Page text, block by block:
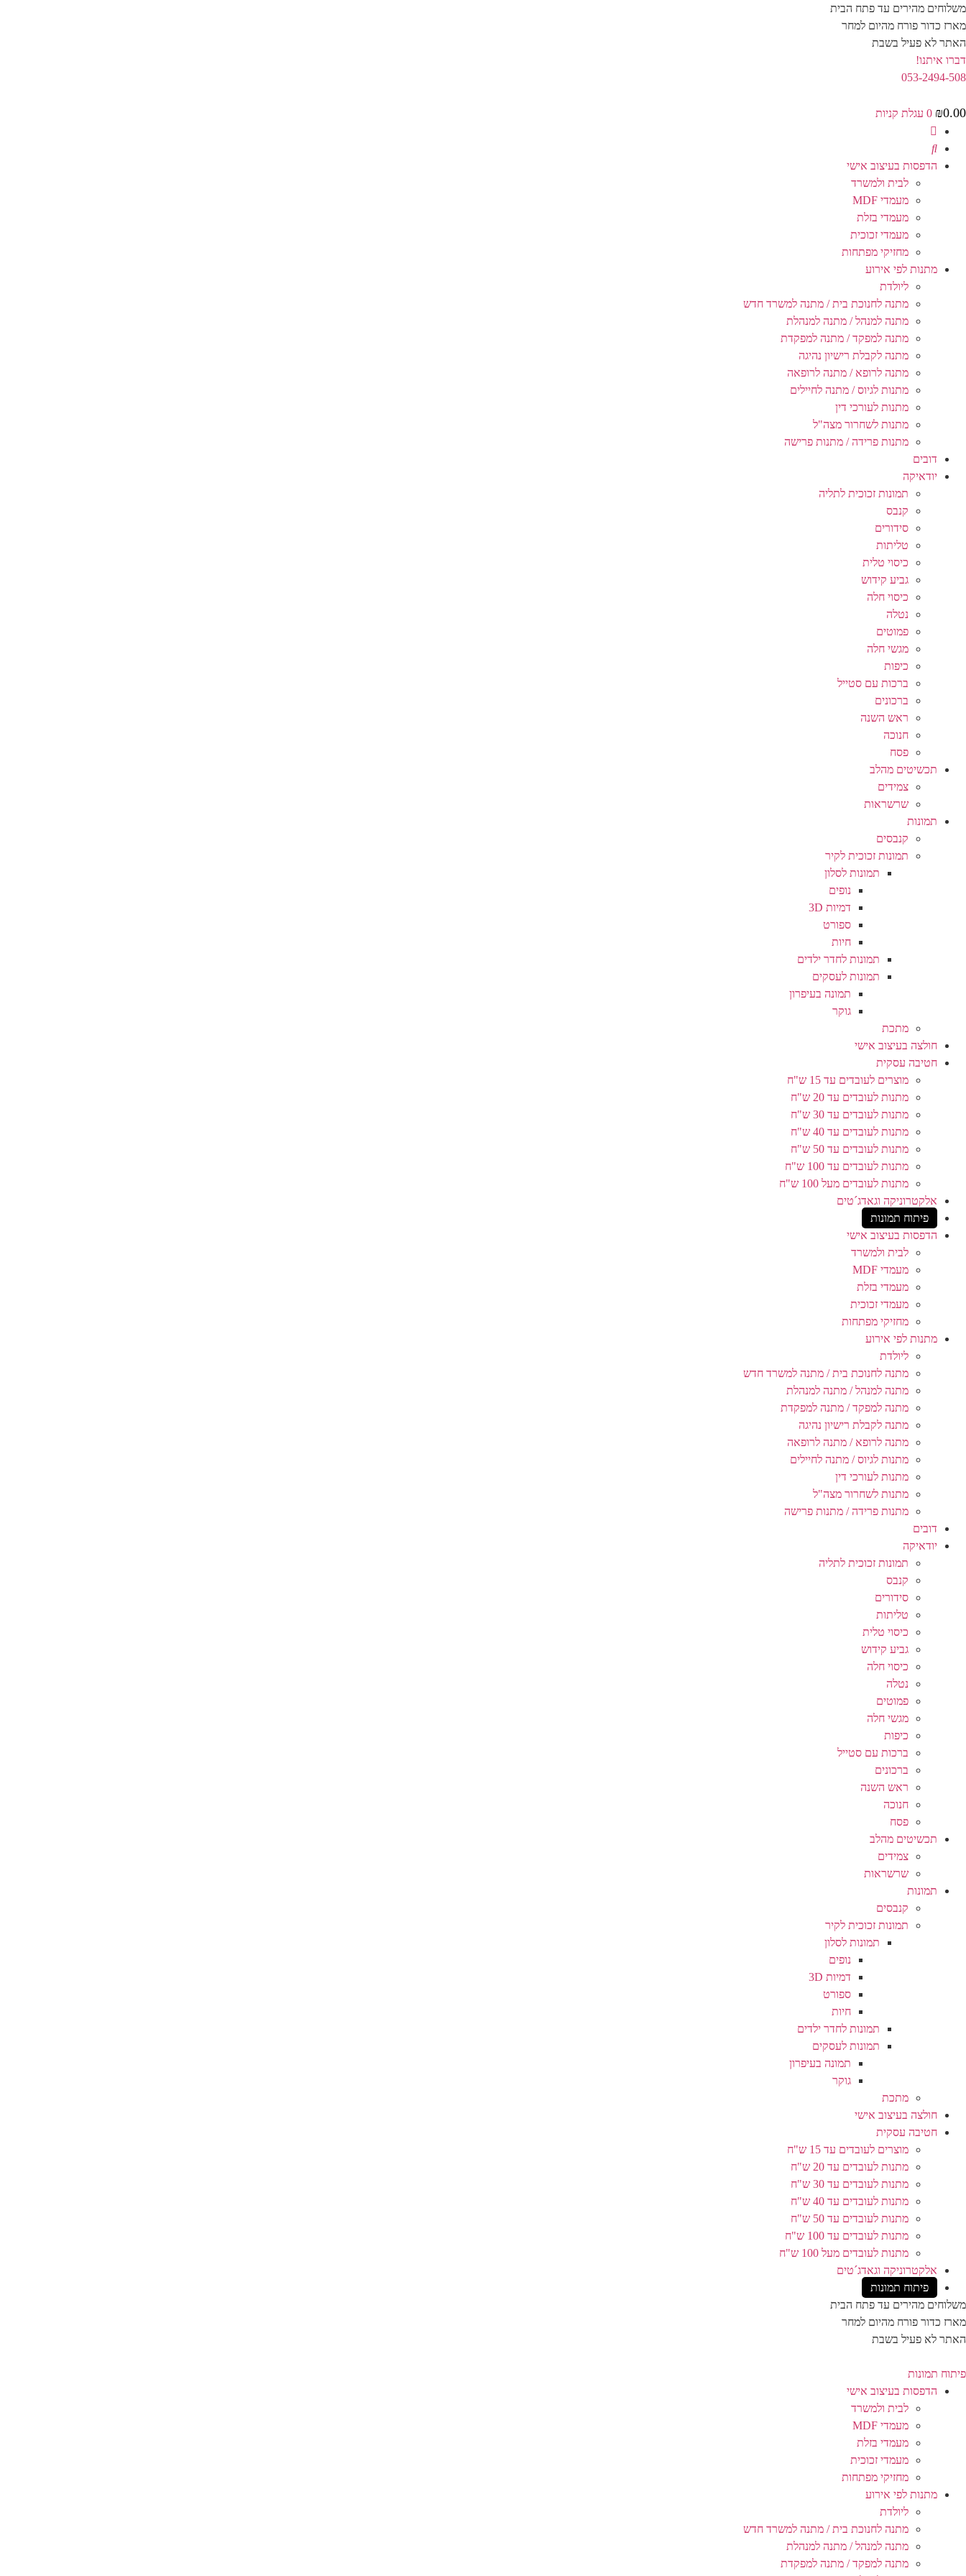
דלג
לתוכן
משלוחים מהירים עד פתח הבית
מארז כדור פורח מהיום למחר
האתר לא פעיל בשבת
דברו איתנו!
053-2494-508
₪0.00
0 עגלת קניות
הדפסות בעיצוב אישי
לבית ולמשרד
מעמדי MDF
מעמדי בזלת
מעמדי זכוכית
מחזיקי מפתחות
מתנות לפי אירוע
ליולדת
מתנה לחנוכת בית / מתנה למשרד חדש
מתנה למנהל / מתנה למנהלת
מתנה למפקד / מתנה למפקדת
מתנה לקבלת רישיון נהיגה
מתנה לרופא / מתנה לרופאה
מתנות לגיוס / מתנה לחיילים
מתנות לעורכי דין
מתנות לשחרור מצה"ל
מתנות פרידה / מתנות פרישה
דובים
יודאיקה
תמונות זכוכית לתליה
קנבס
סידורים
טליתות
כיסוי טלית
גביע קידוש
כיסוי חלה
נטלה
פמוטים
מגשי חלה
כיפות
ברכות עם סטייל
ברכונים
ראש השנה
חנוכה
פסח
תכשיטים מהלב
צמידים
שרשראות
תמונות
קנבסים
תמונות זכוכית לקיר
תמונות לסלון
נופים
דמיות 3D
ספורט
חיות
תמונות לחדר ילדים
תמונות לעסקים
תמונה בעיפרון
גוקר
מתכת
חולצה בעיצוב אישי
חטיבה עסקית
מוצרים לעובדים עד 15 ש"ח
מתנות לעובדים עד 20 ש"ח
מתנות לעובדים עד 30 ש"ח
מתנות לעובדים עד 40 ש"ח
מתנות לעובדים עד 50 ש"ח
מתנות לעובדים עד 100 ש"ח
מתנות לעובדים מעל 100 ש"ח
אלקטרוניקה וגאדג´טים
פיתוח תמונות
הדפסות בעיצוב אישי
לבית ולמשרד
מעמדי MDF
מעמדי בזלת
מעמדי זכוכית
מחזיקי מפתחות
מתנות לפי אירוע
ליולדת
מתנה לחנוכת בית / מתנה למשרד חדש
מתנה למנהל / מתנה למנהלת
מתנה למפקד / מתנה למפקדת
מתנה לקבלת רישיון נהיגה
מתנה לרופא / מתנה לרופאה
מתנות לגיוס / מתנה לחיילים
מתנות לעורכי דין
מתנות לשחרור מצה"ל
מתנות פרידה / מתנות פרישה
דובים
יודאיקה
תמונות זכוכית לתליה
קנבס
סידורים
טליתות
כיסוי טלית
גביע קידוש
כיסוי חלה
נטלה
פמוטים
מגשי חלה
כיפות
ברכות עם סטייל
ברכונים
ראש השנה
חנוכה
פסח
תכשיטים מהלב
צמידים
שרשראות
תמונות
קנבסים
תמונות זכוכית לקיר
תמונות לסלון
נופים
דמיות 3D
ספורט
חיות
תמונות לחדר ילדים
תמונות לעסקים
תמונה בעיפרון
גוקר
מתכת
חולצה בעיצוב אישי
חטיבה עסקית
מוצרים לעובדים עד 15 ש"ח
מתנות לעובדים עד 20 ש"ח
מתנות לעובדים עד 30 ש"ח
מתנות לעובדים עד 40 ש"ח
מתנות לעובדים עד 50 ש"ח
מתנות לעובדים עד 100 ש"ח
מתנות לעובדים מעל 100 ש"ח
אלקטרוניקה וגאדג´טים
פיתוח תמונות
משלוחים מהירים עד פתח הבית
מארז כדור פורח מהיום למחר
האתר לא פעיל בשבת
פיתוח תמונות
הדפסות בעיצוב אישי
לבית ולמשרד
מעמדי MDF
מעמדי בזלת
מעמדי זכוכית
מחזיקי מפתחות
מתנות לפי אירוע
ליולדת
מתנה לחנוכת בית / מתנה למשרד חדש
מתנה למנהל / מתנה למנהלת
מתנה למפקד / מתנה למפקדת